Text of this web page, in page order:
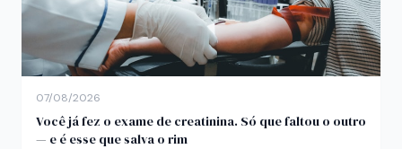
07/08/2026
Você já fez o exame de creatinina. Só que faltou o outro
— e é esse que salva o rim